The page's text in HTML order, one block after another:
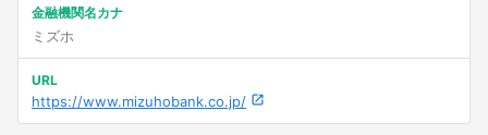
金融機関名カナ
ミズホ
URL
https://www.mizuhobank.co.jp/